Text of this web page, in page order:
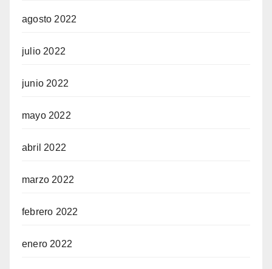
agosto 2022
julio 2022
junio 2022
mayo 2022
abril 2022
marzo 2022
febrero 2022
enero 2022